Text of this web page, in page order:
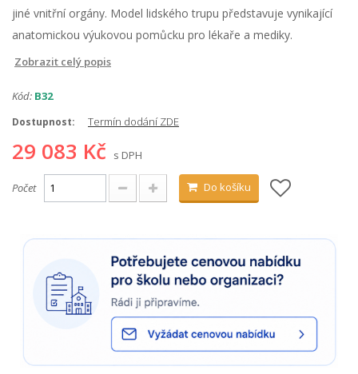
jiné vnitřní orgány. Model lidského trupu představuje vynikající
anatomickou výukovou pomůcku pro lékaře a mediky.
Zobrazit celý popis
Kód: B32
Dostupnost: Termín dodání ZDE
29 083 Kč s DPH
Počet Do košíku